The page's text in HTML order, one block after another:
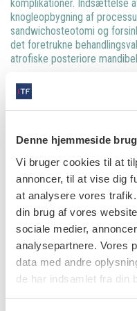
Denne hjemmeside
Vi bruger cookies til at
annoncer, til at vise dig
at analysere vores
din brug af vores
sociale medier,
analysepartnere. Vores
data med andre
de har indsamlet fra din
komplikationer. Indsættelse
knogleopbygning af
sandwichosteotomi og
det foretrukne
atrofiske posteriore